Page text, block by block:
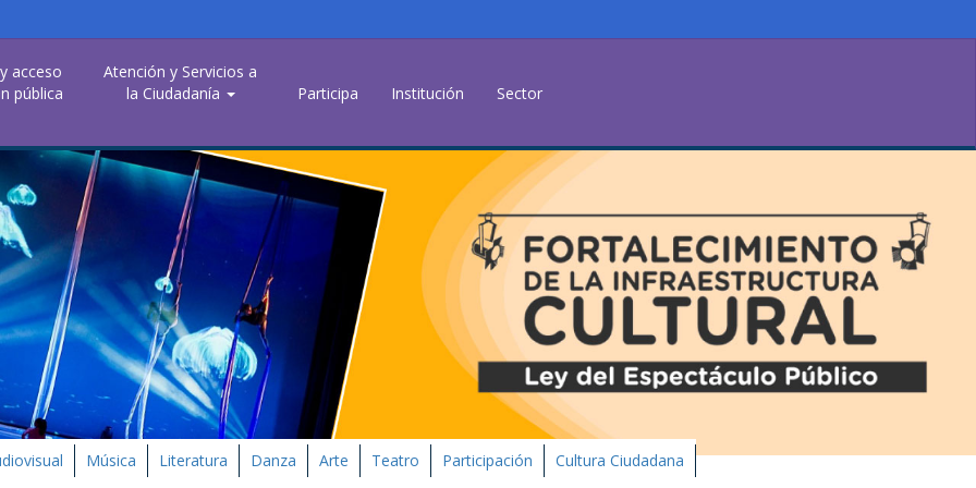
acceso
pública
Atención y Servicios a
la Ciudadanía
Participa Institución Sector
Música Literatura Danza Arte Teatro Participación Cultura Ciudadana